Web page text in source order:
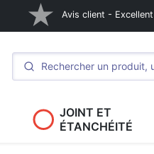
Avis client -
JOINT ET
ÉTANCHÉITÉ